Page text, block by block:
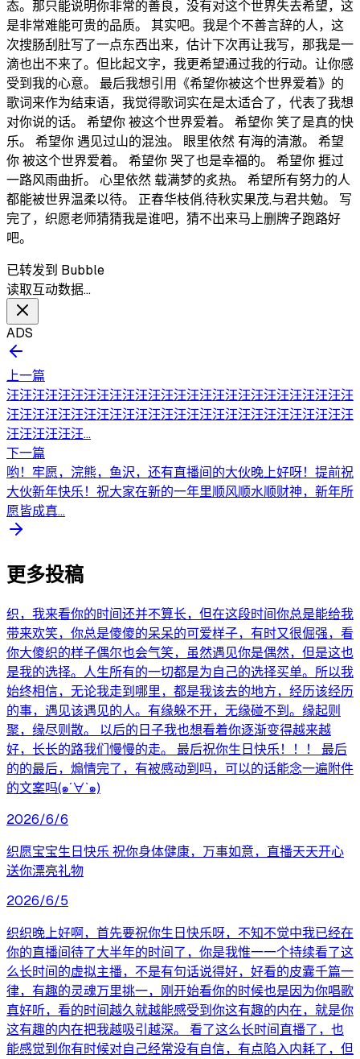
态。那只能说明你非常的善良，没有对这个世界失去希望，这
是非常难能可贵的品质。 其实吧。我是个不善言辞的人，这
次搜肠刮肚写了一点东西出来，估计下次再让我写，那我是一
滴也出不来了。但比起文字，我更希望通过我的行动。让你感
受到我的心意。 最后我想引用《希望你被这个世界爱着》的
歌词来作为结束语，我觉得歌词实在是太适合了，代表了我想
对你说的话。 希望你 被这个世界爱着。 希望你 笑了是真的快
乐。 希望你 遇见过山的混浊。 眼里依然 有海的清澈。 希望
你 被这个世界爱着。 希望你 哭了也是幸福的。 希望你 捱过
一路风雨曲折。 心里依然 载满梦的炙热。 希望所有努力的人
都能被世界温柔以待。 正春华枝俏,待秋实果茂,与君共勉。 写
完了，织愿老师猜猜我是谁吧，猜不出来马上删牌子跑路好
吧。
已转发到 Bubble
读取互动数据…
ADS
上一篇
汪汪汪汪汪汪汪汪汪汪汪汪汪汪汪汪汪汪汪汪汪汪汪汪汪汪汪
汪汪汪汪汪汪汪汪汪汪汪汪汪汪汪汪汪汪汪汪汪汪汪汪汪汪汪
汪汪汪汪汪汪...
下一篇
哟！牢愿，浣熊，鱼沢，还有直播间的大伙晚上好呀！提前祝
大伙新年快乐！祝大家在新的一年里顺风顺水顺财神，新年所
愿皆成真...
更多投稿
织，我来看你的时间还并不算长，但在这段时间你总是能给我
带来欢笑，你总是傻傻的呆呆的可爱样子，有时又很倔强，看
你大傻织的样子偶尔也会气笑，虽然遇见你是偶然，但是这也
是我的选择。人生所有的一切都是为自己的选择买单。所以我
始终相信，无论我走到哪里，都是我该去的地方，经历该经历
的事，遇见该遇见的人。有缘躲不开，无缘碰不到。缘起则
聚，缘尽则散。 以后的日子我也想看着你逐渐变得越来越
好，长长的路我们慢慢的走。 最后祝你生日快乐！！！ 最后
的的最后，煽情完了，有被感动到吗，可以的话能念一遍附件
的文案吗(๑´∀`๑)
2026/6/6
织愿宝宝生日快乐 祝你身体健康，万事如意，直播天天开心
送你漂亮礼物
2026/6/5
织织晚上好啊，首先要祝你生日快乐呀，不知不觉中我已经在
你的直播间待了大半年的时间了，你是我惟一一个持续看了这
么长时间的虚拟主播，不是有句话说得好，好看的皮囊千篇一
律，有趣的灵魂万里挑一，刚开始看你的时候也是因为你唱歌
真好听，看的时间越久就越能感受到你这有趣的内在，就是你
这有趣的内在把我越吸引越深。 看了这么长时间直播了，也
能感觉到你有时候对自己经常没有自信，有点陷入内耗了，但